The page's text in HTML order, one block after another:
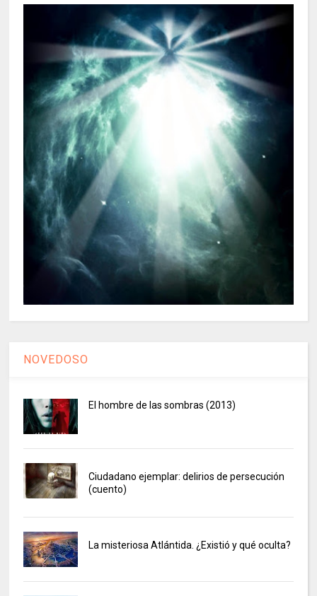
NOVEDOSO
El hombre de las sombras (2013)
Ciudadano ejemplar: delirios de persecución
(cuento)
La misteriosa Atlántida. ¿Existió y qué oculta?